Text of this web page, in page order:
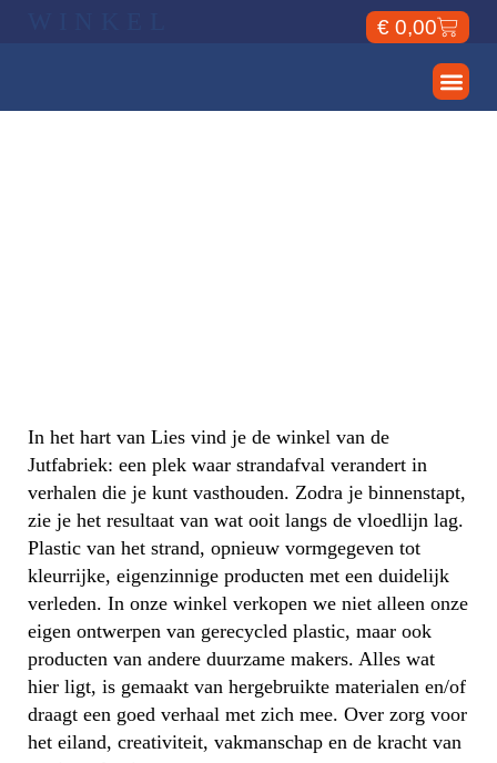
€ 0,00
In het hart van Lies vind je de winkel van de
Jutfabriek: een plek waar strandafval verandert in
verhalen die je kunt vasthouden. Zodra je binnenstapt,
zie je het resultaat van wat ooit langs de vloedlijn lag.
Plastic van het strand, opnieuw vormgegeven tot
kleurrijke, eigenzinnige producten met een duidelijk
verleden. In onze winkel verkopen we niet alleen onze
eigen ontwerpen van gerecycled plastic, maar ook
producten van andere duurzame makers. Alles wat
hier ligt, is gemaakt van hergebruikte materialen en/of
draagt een goed verhaal met zich mee. Over zorg voor
het eiland, creativiteit, vakmanschap en de kracht van